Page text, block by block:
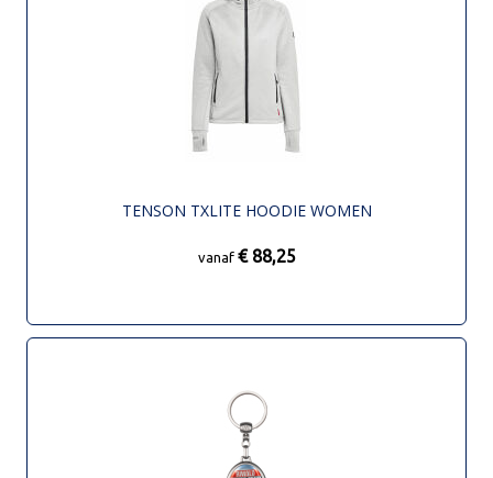
TENSON TXLITE HOODIE WOMEN
vanaf € 88,25